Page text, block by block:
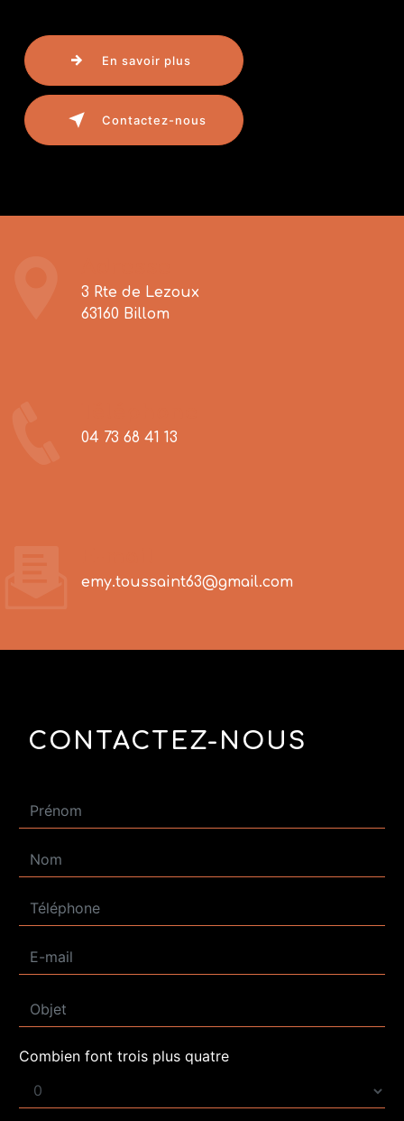
En savoir plus
Contactez-nous
3 Rte de Lezoux
63160 Billom
04 73 68 41 13
emy.toussaint63@gmail.com
CONTACTEZ-NOUS
Combien font trois plus quatre